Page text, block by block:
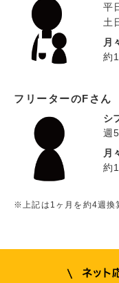
平
土
月
約
フリーターのFさん
シ
週
月
約
※上記は1ヶ月を約4週換